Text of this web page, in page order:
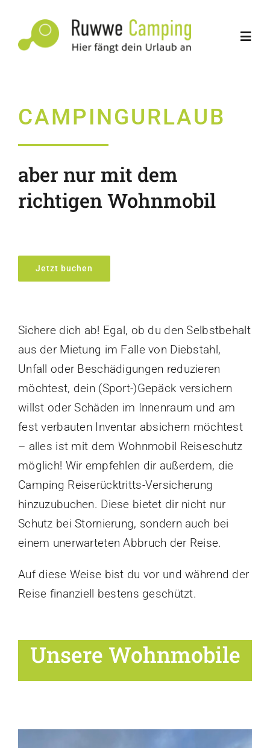
springen
Über uns
Dein Abenteuer
Vermietung
Kontakt
CAMPINGURLAUB
aber nur mit dem
richtigen Wohnmobil
Jetzt buchen
Sichere dich ab! Egal, ob du den Selbstbehalt
aus der Mietung im Falle von Diebstahl,
Unfall oder Beschädigungen reduzieren
möchtest, dein (Sport-)Gepäck versichern
willst oder Schäden im Innenraum und am
fest verbauten Inventar absichern möchtest
– alles ist mit dem Wohnmobil Reiseschutz
möglich! Wir empfehlen dir außerdem, die
Camping Reiserücktritts-Versicherung
hinzuzubuchen. Diese bietet dir nicht nur
Schutz bei Stornierung, sondern auch bei
einem unerwarteten Abbruch der Reise.
Auf diese Weise bist du vor und während der
Reise finanziell bestens geschützt.
Unsere Wohnmobile